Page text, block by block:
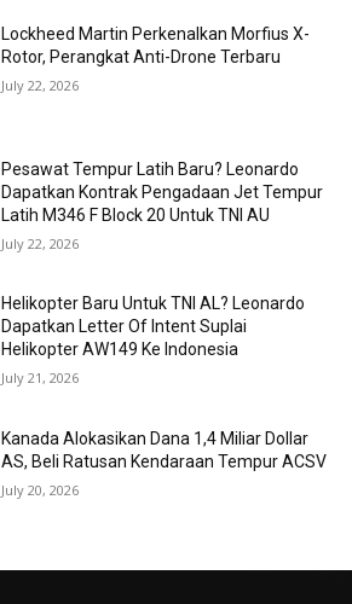
Lockheed Martin Perkenalkan Morfius X-
Rotor, Perangkat Anti-Drone Terbaru
July 22, 2026
Pesawat Tempur Latih Baru? Leonardo
Dapatkan Kontrak Pengadaan Jet Tempur
Latih M346 F Block 20 Untuk TNI AU
July 22, 2026
Helikopter Baru Untuk TNI AL? Leonardo
Dapatkan Letter Of Intent Suplai
Helikopter AW149 Ke Indonesia
July 21, 2026
Kanada Alokasikan Dana 1,4 Miliar Dollar
AS, Beli Ratusan Kendaraan Tempur ACSV
July 20, 2026